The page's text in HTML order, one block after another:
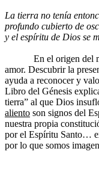
La tierra no tenía
profundo cubierto de
y el espíritu de Dios se
En el origen del
amor. Descubrir la
ayuda a reconocer y
Libro del Génesis
tierra” al que Dios
aliento son signos del
nuestra propia
por el Espíritu Santo…
por lo que somos